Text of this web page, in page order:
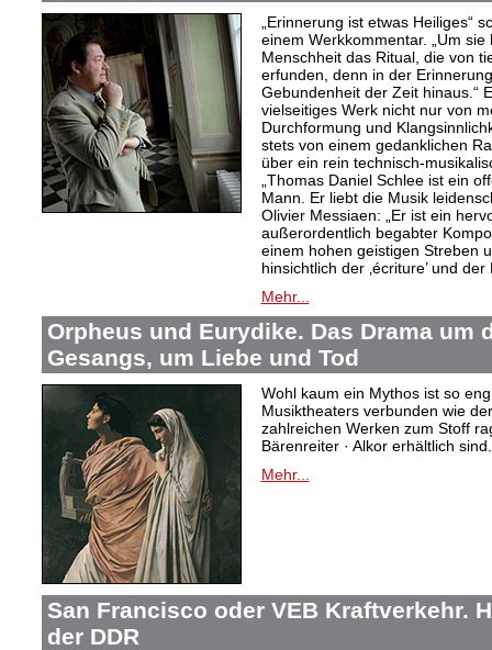
„Erinnerung ist etwas Heiliges“
einem Werkkommentar. „Um
Menschheit das Ritual, die von
erfunden, denn in der
Gebundenheit der Zeit hinaus.“
vielseitiges Werk nicht nur von
Durchformung und
stets von einem gedanklichen
über ein rein technisch-
„Thomas Daniel Schlee ist ein
Mann. Er liebt die Musik
Olivier Messiaen: „Er ist ein
außerordentlich begabter
einem hohen geistigen Streben
hinsichtlich der ‚écriture’ und der
Mehr...
Orpheus und Eurydike. Das Drama um
Gesangs, um Liebe und Tod
Wohl kaum ein Mythos ist so
Musiktheaters verbunden wie
zahlreichen Werken zum Stoff
Bärenreiter · Alkor erhältlich sind.
Mehr...
San Francisco oder VEB Kraftverkehr.
der DDR